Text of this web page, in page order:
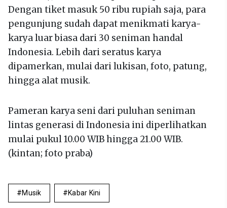
Dengan tiket masuk 50 ribu rupiah saja, para
pengunjung sudah dapat menikmati karya-
karya luar biasa dari 30 seniman handal
Indonesia. Lebih dari seratus karya
dipamerkan, mulai dari lukisan, foto, patung,
hingga alat musik.
Pameran karya seni dari puluhan seniman
lintas generasi di Indonesia ini diperlihatkan
mulai pukul 10.00 WIB hingga 21.00 WIB.
(kintan; foto praba)
Musik Kabar Kini